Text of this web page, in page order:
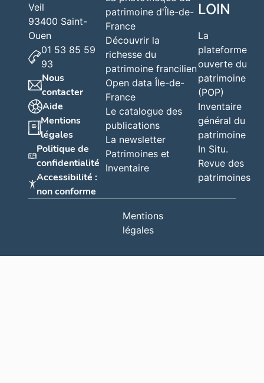
Veil
93400 Saint-
Ouen
01 53 85 59
93
Nous
contacter
Aide
Mentions
légales
Politique de
confidentialité
Accessibilité :
non conforme
patrimoine d'Île-de-
France
Découvrir la
richesse du
patrimoine francilien
Open data Île-de-
France
Le catalogue des
publications
La newsletter
Patrimoines et
Inventaire
LOIN
La
plateforme
ouverte du
patrimoine
(POP)
Inventaire
général du
patrimoine
In Situ.
Revue des
patrimoines
Mentions
légales